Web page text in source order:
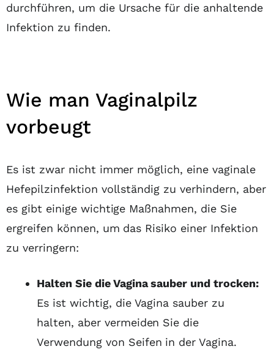
durchführen, um die Ursache für die anhaltende
Infektion zu finden.
Wie man Vaginalpilz
vorbeugt
Es ist zwar nicht immer möglich, eine vaginale
Hefepilzinfektion vollständig zu verhindern, aber
es gibt einige wichtige Maßnahmen, die Sie
ergreifen können, um das Risiko einer Infektion
zu verringern:
Halten Sie die Vagina sauber und trocken:
Es ist wichtig, die Vagina sauber zu
halten, aber vermeiden Sie die
Verwendung von Seifen in der Vagina.